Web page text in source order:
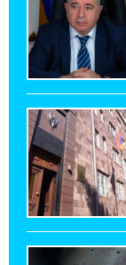
решение